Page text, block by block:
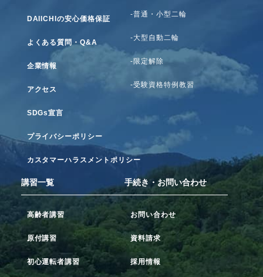
DAIICHIの安心価格保証
よくある質問・Q&A
企業情報
アクセス
SDGs宣言
プライバシーポリシー
カスタマーハラスメントポリシー
-普通・小型二輪
-大型自動二輪
-限定解除
-受験資格特例教習
講習一覧
高齢者講習
原付講習
初心運転者講習
手続き・お問い合わせ
お問い合わせ
資料請求
採用情報